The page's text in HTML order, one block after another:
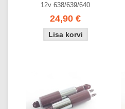
12v 638/639/640
24,90 €